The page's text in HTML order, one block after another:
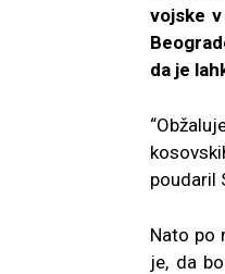
vojske
da je
poudaril
Nato po
je, da